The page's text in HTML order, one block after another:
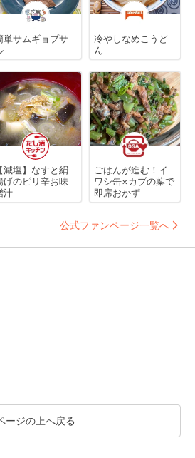
単サムギョプサ
冷やしなめこうど
ん
【減塩】なすと絹
げのピリ辛お味
汁
ごはんが進む！イ
ワシ缶×カブの葉で
即席おかず
公式ファンページ一覧へ
ージの上へ戻る